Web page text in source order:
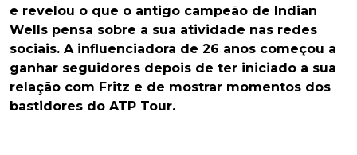
e revelou o que o antigo campeão de Indian
Wells pensa sobre a sua atividade nas redes
sociais. A influenciadora de 26 anos começou a
ganhar seguidores depois de ter iniciado a sua
relação com Fritz e de mostrar momentos dos
bastidores do ATP Tour.